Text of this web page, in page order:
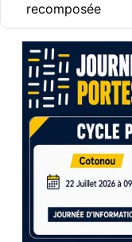
recomposée